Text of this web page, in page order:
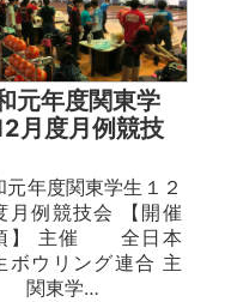
元年度関東学
月度月例競技
元年度関東学生１２
月例競技会 【開催
】 主催 全日本
ボウリング連合 主
東学…